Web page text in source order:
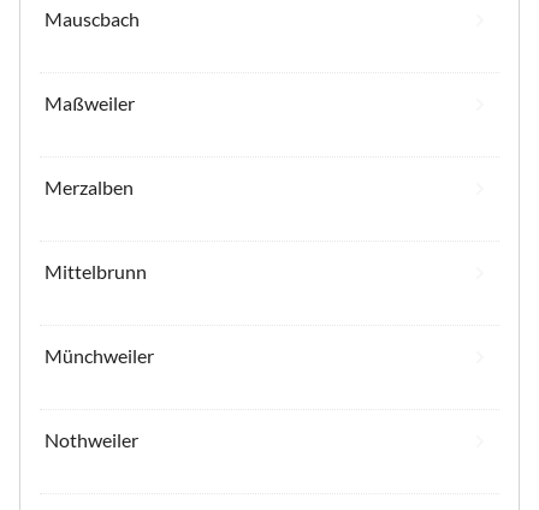
Mauscbach
Maßweiler
Merzalben
Mittelbrunn
Münchweiler
Nothweiler